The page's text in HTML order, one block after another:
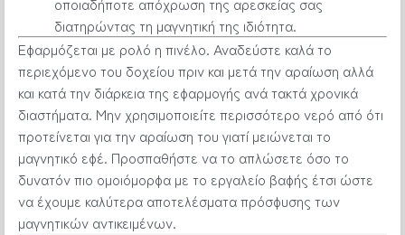
διατηρώντας τη μαγνητική της ιδιότητα.
Εφαρμόζεται με ρολό η πινέλο. Αναδεύστε καλά το
περιεχόμενο του δοχείου πριν και μετά την αραίωση αλλά
και κατά την διάρκεια της εφαρμογής ανά τακτά χρονικά
διαστήματα. Μην χρησιμοποιείτε περισσότερο νερό από ότι
προτείνεται για την αραίωση του γιατί μειώνεται το
μαγνητικό εφέ. Προσπαθήστε να το απλώσετε όσο το
δυνατόν πιο ομοιόμορφα με το εργαλείο βαφής έτσι ώστε
να έχουμε καλύτερα αποτελέσματα πρόσφυσης των
μαγνητικών αντικειμένων.